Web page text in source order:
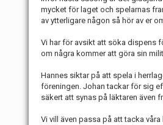
mycket för laget och spelarnas
av ytterligare någon så hör av er
Vi har för avsikt att söka dispens
om några kommer att göra sin
Hannes siktar på att spela i
föreningen. Johan tackar för sig
säkert att synas på läktaren även
Vi vill även passa på att tacka